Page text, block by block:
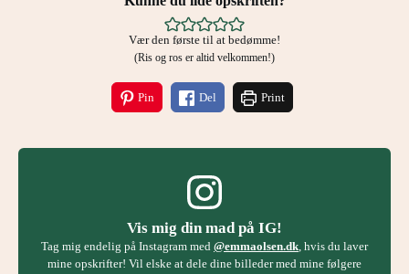
Vær den første til at bedømme!
(Ris og ros er altid velkommen!)
Pin Del Print
Vis mig din mad på IG!
Tag mig endelig på Instagram med @emmaolsen.dk, hvis du laver
mine opskrifter! Vil elske at dele dine billeder med mine følgere